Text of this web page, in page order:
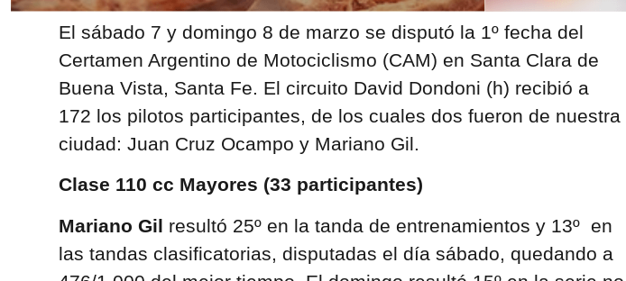
El sábado 7 y domingo 8 de marzo se disputó la 1º fecha del
Certamen Argentino de Motociclismo (CAM) en Santa Clara de
Buena Vista, Santa Fe. El circuito David Dondoni (h) recibió a
172 los pilotos participantes, de los cuales dos fueron de nuestra
ciudad: Juan Cruz Ocampo y Mariano Gil.
Clase 110 cc Mayores (33 participantes)
Mariano Gil resultó 25º en la tanda de entrenamientos y 13º en
las tandas clasificatorias, disputadas el día sábado, quedando a